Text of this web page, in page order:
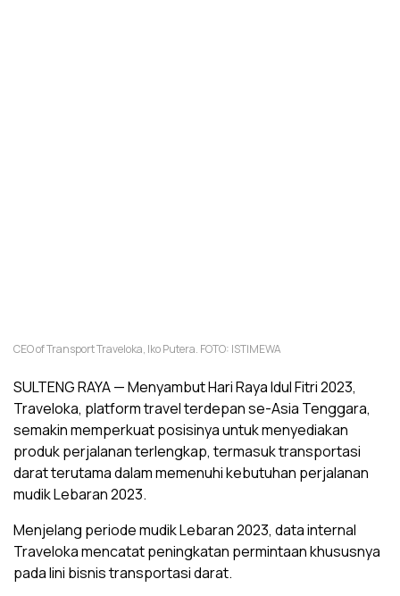
CEO of Transport Traveloka, Iko Putera. FOTO: ISTIMEWA
SULTENG RAYA — Menyambut Hari Raya Idul Fitri 2023,
Traveloka, platform travel terdepan se-Asia Tenggara,
semakin memperkuat posisinya untuk menyediakan
produk perjalanan terlengkap, termasuk transportasi
darat terutama dalam memenuhi kebutuhan perjalanan
mudik Lebaran 2023.
Menjelang periode mudik Lebaran 2023, data internal
Traveloka mencatat peningkatan permintaan khususnya
pada lini bisnis transportasi darat.